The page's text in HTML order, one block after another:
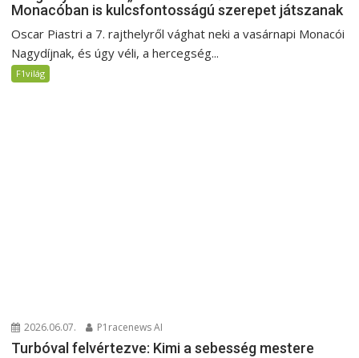
Monacóban is kulcsfontosságú szerepet játszanak
Oscar Piastri a 7. rajthelyről vághat neki a vasárnapi Monacói
Nagydíjnak, és úgy véli, a hercegség...
F1világ
2026.06.07. P1racenews AI
Turbóval felvértezve: Kimi a sebesség mestere